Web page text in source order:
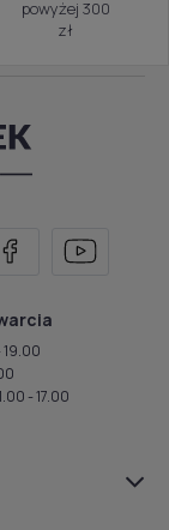
powyżej 300
zł
19.00
- 17.00